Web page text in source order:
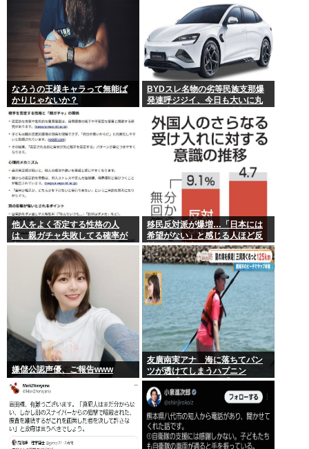
なろうの王様キャラって無能ば
かりじゃないか？
BYDスレ名物の劣等民族支那爆
発連呼ジジイ、今日も大いに丸
他人をよく否定する性格の人
は、親ガチャ失敗してる確率が
高いんだって
移民反対派が爆増…「日本には
希望がない」と感じる人ほど反
対。進む若者の嫌儲化
嫌儲公認声優、ご報告www
友廣南実アナ 海に落ちてパン
ツが透けてしまうハプニン
グ！！【GIF動画あり】